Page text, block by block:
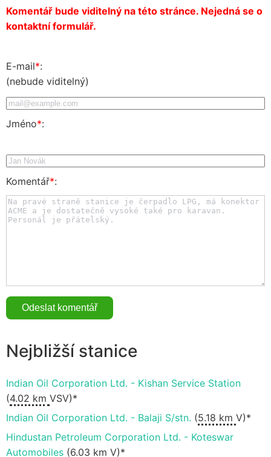
Komentář bude viditelný na této stránce. Nejedná se o
kontaktní formulář.
E-mail*:
(nebude viditelný)
Jméno*:
Komentář*:
Nejbližší stanice
Indian Oil Corporation Ltd. - Kishan Service Station
(4.02 km VSV)*
Indian Oil Corporation Ltd. - Balaji S/stn. (5.18 km V)*
Hindustan Petroleum Corporation Ltd. - Koteswar
Automobiles (6.03 km V)*